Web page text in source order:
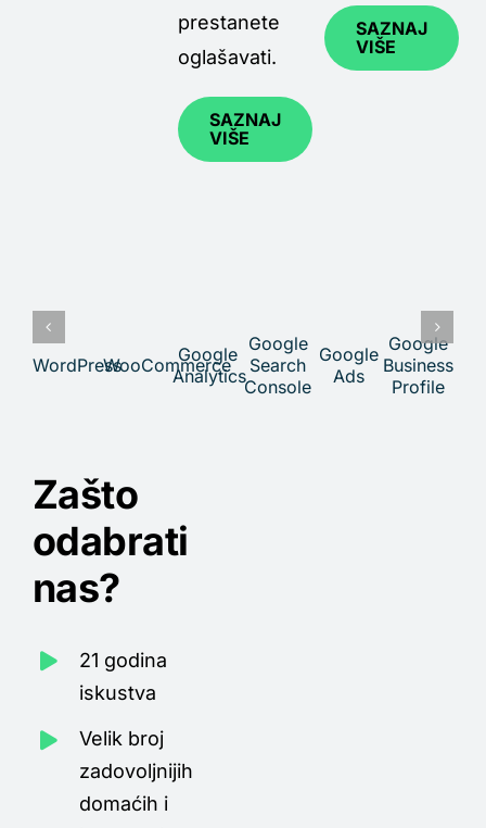
prestanete
oglašavati.
SAZNAJ
VIŠE
SAZNAJ
VIŠE
WordPressWooCommerce
Google
Analytics
Google
Search
Console
Google
Ads
Google
Business
Profile
Zašto
odabrati
nas?
21 godina
iskustva
Velik broj
zadovoljnijih
domaćih i